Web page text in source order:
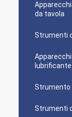
da tavola
Strumenti
lubrificante
Strumento
Strumenti